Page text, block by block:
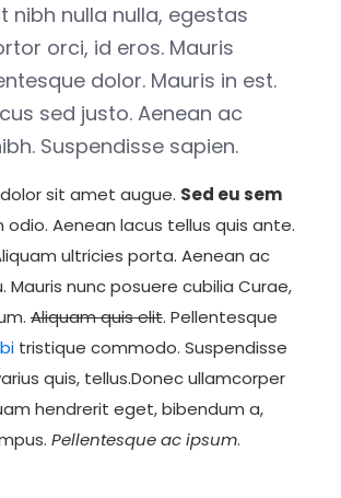
nibh nulla nulla, egestas
orci, id eros. Mauris
dolor. Mauris in est.
sed justo. Aenean ac
Suspendisse sapien.
sit amet augue. Sed eu sem
odio. Aenean lacus tellus quis ante.
ultricies porta. Aenean ac
Mauris nunc posuere cubilia Curae,
Aliquam quis elit. Pellentesque
tristique commodo. Suspendisse
quis, tellus.Donec ullamcorper
hendrerit eget, bibendum a,
Pellentesque ac ipsum.